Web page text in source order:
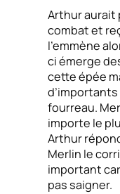
Arthur aurait
combat et
l’emmène
ci émerge
cette épée
d’importants
fourreau.
importe le
Arthur
Merlin le
important
pas saigner.